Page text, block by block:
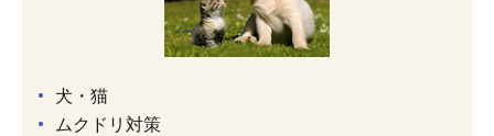
犬・猫
ムクドリ対策